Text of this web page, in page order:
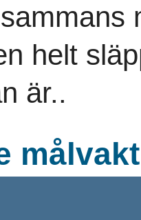
helt
är..